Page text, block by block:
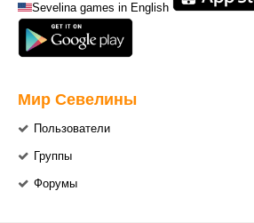
Sevelina games in English
Мир Севелины
Пользователи
Группы
Форумы